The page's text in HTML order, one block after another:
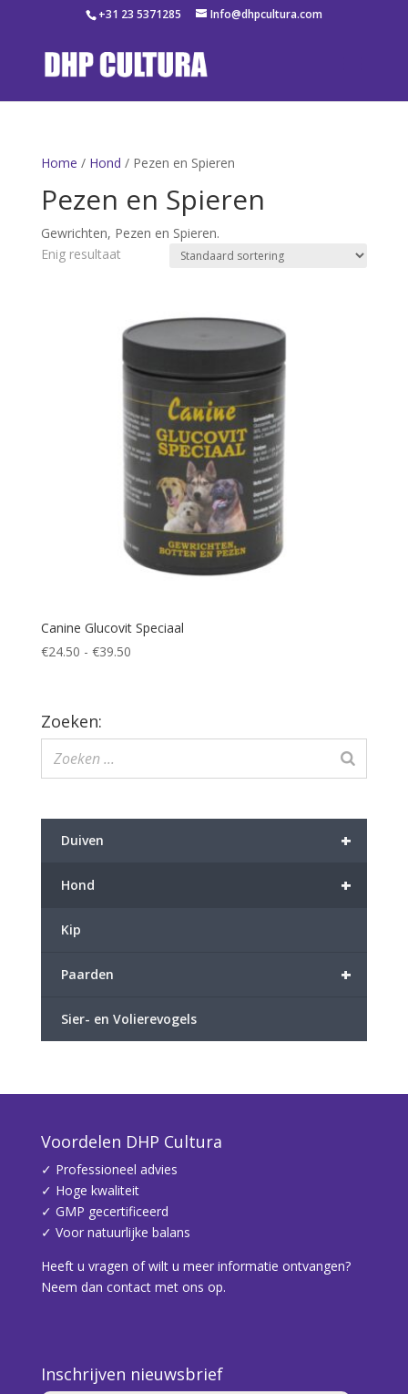
+31 23 5371285 Info@dhpcultura.com
Home / Hond / Pezen en Spieren
Pezen en Spieren
Gewrichten, Pezen en Spieren.
Enig resultaat
Canine Glucovit Speciaal
€24.50 - €39.50Prijsklasse:
Zoeken:
+
Duiven
+
Hond
Kip
+
Paarden
Sier- en Volierevogels
Voordelen DHP Cultura
✓ Professioneel advies
✓ Hoge kwaliteit
✓ GMP gecertificeerd
✓ Voor natuurlijke balans
Heeft u vragen of wilt u meer informatie ontvangen?
Neem dan contact met ons op.
Inschrijven nieuwsbrief